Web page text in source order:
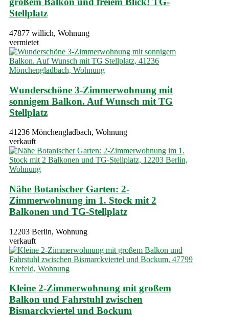
Stellplatz
47877 willich, Wohnung
vermietet
Wunderschöne 3-Zimmerwohnung mit
sonnigem Balkon. Auf Wunsch mit TG
Stellplatz
41236 Mönchengladbach, Wohnung
verkauft
Nähe Botanischer Garten: 2-
Zimmerwohnung im 1. Stock mit 2
Balkonen und TG-Stellplatz
12203 Berlin, Wohnung
verkauft
Kleine 2-Zimmerwohnung mit großem
Balkon und Fahrstuhl zwischen
Bismarckviertel und Bockum